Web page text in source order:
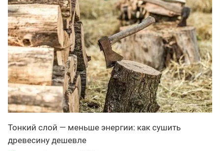
Тонкий слой — меньше энергии: как сушить
древесину дешевле